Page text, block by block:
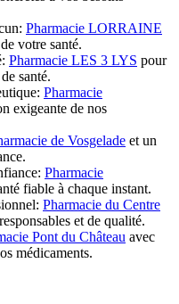
Pharmacie LORRAINE
votre santé.
Pharmacie LES 3 LYS pour
santé.
Pharmacie
exigeante de nos
de Vosgelade et un
Pharmacie
fiable à chaque instant.
Pharmacie du Centre
et de qualité.
Pont du Château avec
médicaments.